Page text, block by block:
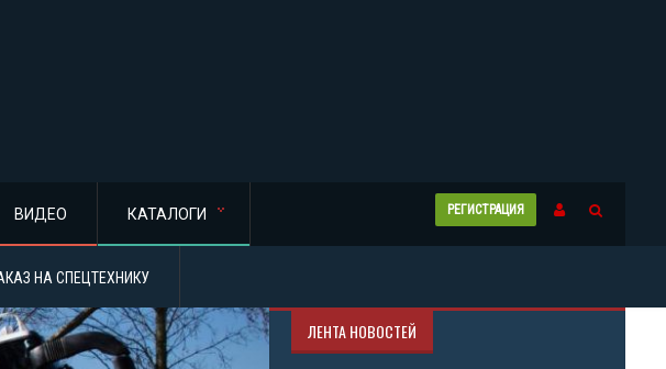
РЕГИСТРАЦИЯ
ВИДЕО КАТАЛОГИ
НА СПЕЦТЕХНИКУ
ЛЕНТА НОВОСТЕЙ